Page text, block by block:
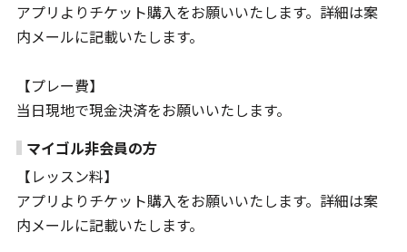
アプリよりチケット購入をお願いいたします。詳細は案
内メールに記載いたします。
【プレー費】
当日現地で現金決済をお願いいたします。
マイゴル非会員の方
【レッスン料】
アプリよりチケット購入をお願いいたします。詳細は案
内メールに記載いたします。